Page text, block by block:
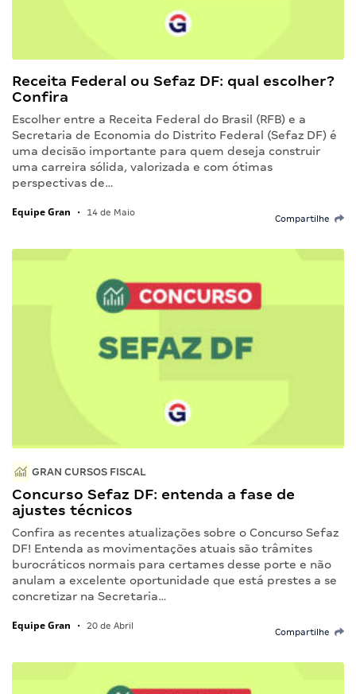
Receita Federal ou Sefaz DF: qual escolher?
Confira
Escolher entre a Receita Federal do Brasil (RFB) e a
Secretaria de Economia do Distrito Federal (Sefaz DF) é
uma decisão importante para quem deseja construir
uma carreira sólida, valorizada e com ótimas
perspectivas de…
Equipe Gran • 14 de Maio
Compartilhe
GRAN CURSOS FISCAL
Concurso Sefaz DF: entenda a fase de
ajustes técnicos
Confira as recentes atualizações sobre o Concurso Sefaz
DF! Entenda as movimentações atuais são trâmites
burocráticos normais para certames desse porte e não
anulam a excelente oportunidade que está prestes a se
concretizar na Secretaria…
Equipe Gran • 20 de Abril
Compartilhe